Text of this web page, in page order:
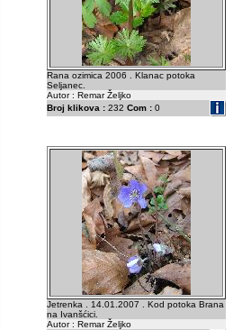
Rana ozimica 2006 . Klanac potoka
Seljanec.
Autor : Remar Željko
Broj klikova : 232 Com : 0
Jetrenka . 14.01.2007 . Kod potoka Brana
na Ivanšćici.
Autor : Remar Željko